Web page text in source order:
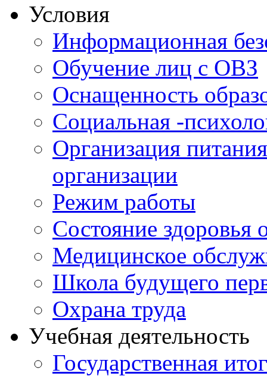
Условия
Информационная
Обучение лиц с ОВЗ
Оснащенность
Социальная -
Организация
организации
Режим работы
Состояние
Медицинское
Школа будущего
Охрана труда
Учебная деятельность
Государственная